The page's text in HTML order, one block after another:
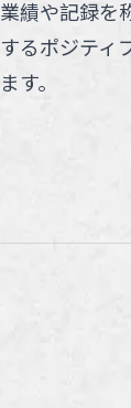
業績や記録を
するポジティ
ます。